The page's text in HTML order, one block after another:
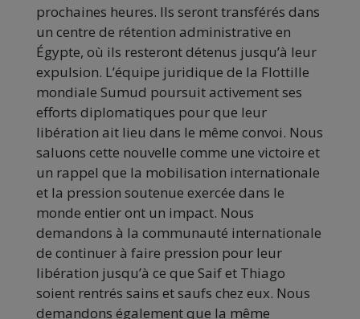
prochaines heures. Ils seront transférés dans
un centre de rétention administrative en
Égypte, où ils resteront détenus jusqu’à leur
expulsion. L’équipe juridique de la Flottille
mondiale Sumud poursuit activement ses
efforts diplomatiques pour que leur
libération ait lieu dans le même convoi. Nous
saluons cette nouvelle comme une victoire et
un rappel que la mobilisation internationale
et la pression soutenue exercée dans le
monde entier ont un impact. Nous
demandons à la communauté internationale
de continuer à faire pression pour leur
libération jusqu’à ce que Saif et Thiago
soient rentrés sains et saufs chez eux. Nous
demandons également que la même